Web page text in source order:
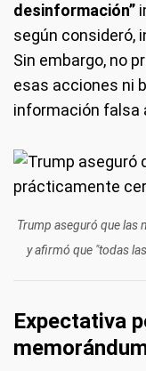
desinformación”
según consideró,
Sin embargo, no
esas acciones ni
información falsa
Trump aseguró que las
y afirmó que "todas
Expectativa